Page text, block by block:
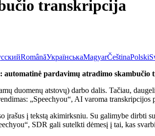
transkripcija
RomânăУкраїнськаMagyarČeštinaPolski
automatinė pardavimų atradimo skambučio
duomenų atstovų) darbo dalis. Tačiau,
„Speechyou“, AI varoma
įrašus į tekstą akimirksniu. Su galimybe
SDR gali sutelkti dėmesį į tai, kas